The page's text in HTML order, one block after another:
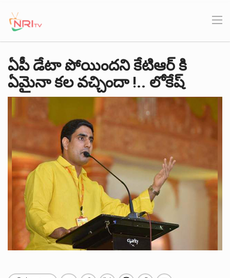
ఏపీ డేటా పోయిందని కేటిఆర్ కి
ఏమైనా కల వచ్చిందా !.. లోకేష్